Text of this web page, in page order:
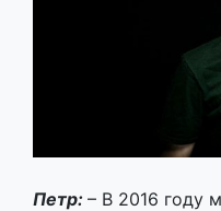
Петр: – В 2016 году